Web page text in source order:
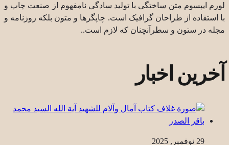
لورم ایپسوم متن ساختگی با تولید سادگی نامفهوم از صنعت چاپ و
با استفاده از طراحان گرافیک است. چاپگرها و متون بلکه روزنامه و
مجله در ستون و سطرآنچنان که لازم است..
آخرین اخبار
29 نوفمبر, 2025